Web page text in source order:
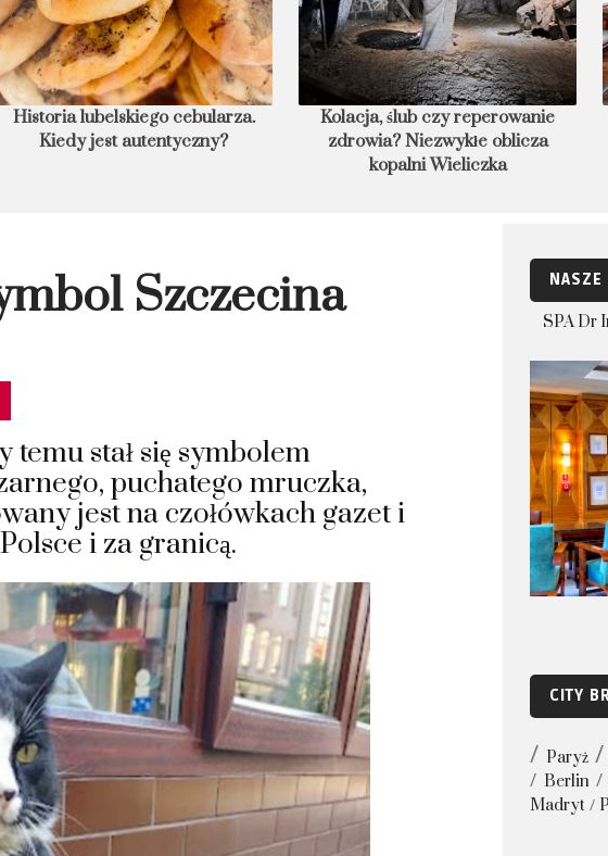
Historia lubelskiego cebularza.
Kiedy jest autentyczny?
Kolacja, ślub czy reperowanie
zdrowia? Niezwykłe oblicza
kopalni Wieliczka
Szczecina
temu stał się symbolem
puchatego mruczka,
jestna czołówkach gazet i
i za granicą.
NASZE
SPA Dr
CITY
Paryż
Berlin
Madryt